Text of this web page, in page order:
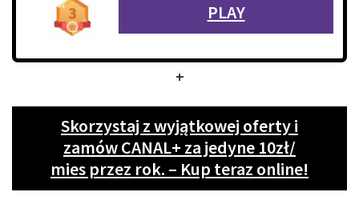
PLAY
+
Skorzystaj z wyjątkowej oferty i
zamów CANAL+ za jedyne 10zł/
mies przez rok. – Kup teraz online!